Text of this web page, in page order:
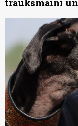
trauksmaini